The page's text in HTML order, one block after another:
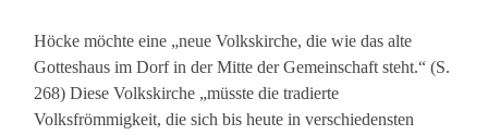
Höcke möchte eine „neue Volkskirche, die wie das alte
Gotteshaus im Dorf in der Mitte der Gemeinschaft steht.“ (S.
268) Diese Volkskirche „müsste die tradierte
Volksfrömmigkeit, die sich bis heute in verschiedensten